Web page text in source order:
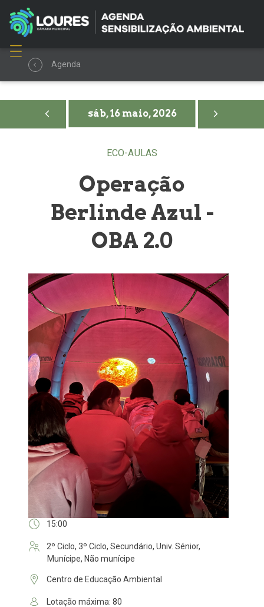
Agenda
sáb, 16 maio, 2026
ECO-AULAS
Operação
Berlinde Azul -
OBA 2.0
15:00
2º Ciclo, 3º Ciclo, Secundário, Univ. Sénior,
Munícipe, Não munícipe
Centro de Educação Ambiental
Lotação máxima: 80